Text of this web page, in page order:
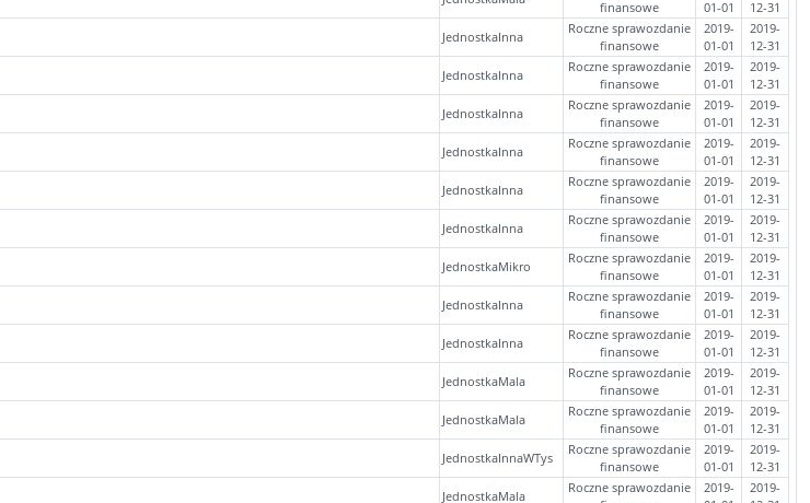
finansowe
01-01
12-31
JednostkaInna
Roczne sprawozdanie
finansowe
2019-
01-01
2019-
12-31
JednostkaInna
Roczne sprawozdanie
finansowe
2019-
01-01
2019-
12-31
JednostkaInna
Roczne sprawozdanie
finansowe
2019-
01-01
2019-
12-31
JednostkaInna
Roczne sprawozdanie
finansowe
2019-
01-01
2019-
12-31
JednostkaInna
Roczne sprawozdanie
finansowe
2019-
01-01
2019-
12-31
JednostkaInna
Roczne sprawozdanie
finansowe
2019-
01-01
2019-
12-31
JednostkaMikro
Roczne sprawozdanie
finansowe
2019-
01-01
2019-
12-31
JednostkaInna
Roczne sprawozdanie
finansowe
2019-
01-01
2019-
12-31
JednostkaInna
Roczne sprawozdanie
finansowe
2019-
01-01
2019-
12-31
JednostkaMala
Roczne sprawozdanie
finansowe
2019-
01-01
2019-
12-31
JednostkaMala
Roczne sprawozdanie
finansowe
2019-
01-01
2019-
12-31
JednostkaInnaWTys
Roczne sprawozdanie
finansowe
2019-
01-01
2019-
12-31
JednostkaMala
Roczne sprawozdanie
2019-
2019-